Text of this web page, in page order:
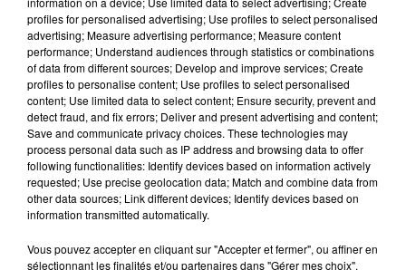
Publié : 5 février 2026 à 15h00 par Christophe HUBERT
profiles for personalised advertising; Use profiles to select personalised
advertising; Measure advertising performance; Measure content
performance; Understand audiences through statistics or combinations
of data from different sources; Develop and improve services; Create
profiles to personalise content; Use profiles to select personalised
content; Use limited data to select content; Ensure security, prevent and
detect fraud, and fix errors; Deliver and present advertising and content;
Save and communicate privacy choices. These technologies may
process personal data such as IP address and browsing data to offer
following functionalities: Identify devices based on information actively
requested; Use precise geolocation data; Match and combine data from
other data sources; Link different devices; Identify devices based on
information transmitted automatically.
Vous pouvez accepter en cliquant sur "Accepter et fermer", ou affiner en
sélectionnant les finalités et/ou partenaires dans "Gérer mes choix".